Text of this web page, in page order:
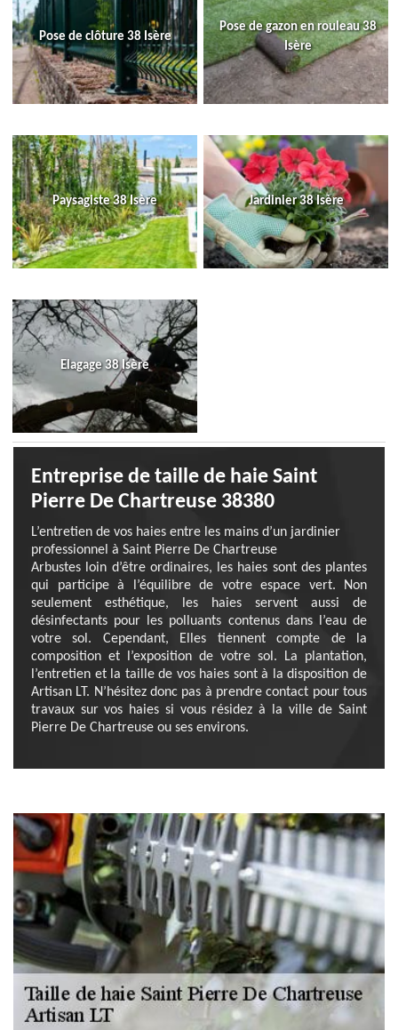
Pose de clôture 38 Isère
Pose de gazon en rouleau 38
Isère
Paysagiste 38 Isère Jardinier 38 Isère
Elagage 38 Isère
Entreprise de taille de haie Saint
Pierre De Chartreuse 38380
L’entretien de vos haies entre les mains d’un jardinier
professionnel à Saint Pierre De Chartreuse
Arbustes loin d’être ordinaires, les haies sont des plantes
qui participe à l’équilibre de votre espace vert. Non
seulement esthétique, les haies servent aussi de
désinfectants pour les polluants contenus dans l’eau de
votre sol. Cependant, Elles tiennent compte de la
composition et l’exposition de votre sol. La plantation,
l’entretien et la taille de vos haies sont à la disposition de
Artisan LT. N’hésitez donc pas à prendre contact pour tous
travaux sur vos haies si vous résidez à la ville de Saint
Pierre De Chartreuse ou ses environs.